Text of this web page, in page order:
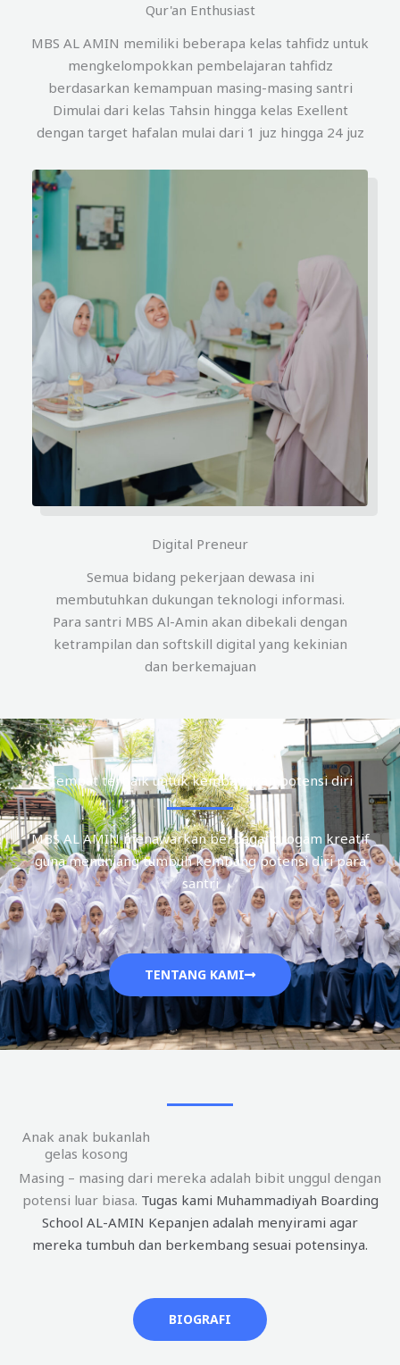
Qur'an Enthusiast
MBS AL AMIN memiliki beberapa kelas tahfidz untuk
mengkelompokkan pembelajaran tahfidz
berdasarkan kemampuan masing-masing santri
Dimulai dari kelas Tahsin hingga kelas Exellent
dengan target hafalan mulai dari 1 juz hingga 24 juz
Digital Preneur
Semua bidang pekerjaan dewasa ini
membutuhkan dukungan teknologi informasi.
Para santri MBS Al-Amin akan dibekali dengan
ketrampilan dan softskill digital yang kekinian
dan berkemajuan
Tempat terbaik untuk kembangkan potensi diri
MBS AL AMIN menawarkan berbagai progam kreatif
guna menunjang tumbuh kembang potensi diri para
santri
TENTANG KAMI
Anak anak bukanlah
gelas kosong
Masing – masing dari mereka adalah bibit unggul dengan
potensi luar biasa. Tugas kami Muhammadiyah Boarding
School AL-AMIN Kepanjen adalah menyirami agar
mereka tumbuh dan berkembang sesuai potensinya.
BIOGRAFI